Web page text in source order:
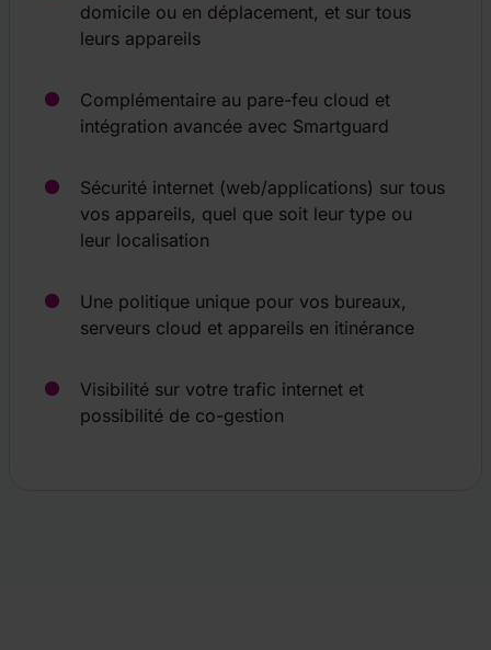
domicile ou en déplacement, et sur tous
leurs appareils
Complémentaire au pare-feu cloud et
intégration avancée avec Smartguard
Sécurité internet (web/applications) sur tous
vos appareils, quel que soit leur type ou
leur localisation
Une politique unique pour vos bureaux,
serveurs cloud et appareils en itinérance
Visibilité sur votre trafic internet et
possibilité de co-gestion